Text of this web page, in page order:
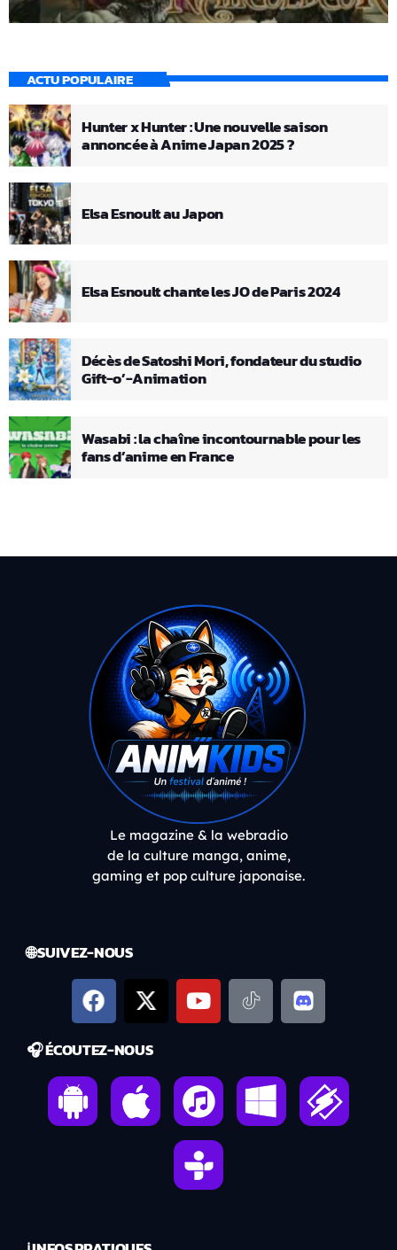
ACTU POPULAIRE
Hunter x Hunter : Une nouvelle saison
annoncée à Anime Japan 2025 ?
Elsa Esnoult au Japon
Elsa Esnoult chante les JO de Paris 2024
Décès de Satoshi Mori, fondateur du studio
Gift-o’-Animation
Wasabi : la chaîne incontournable pour les
fans d’anime en France
Le magazine & la webradio
de la culture manga, anime,
gaming et pop culture japonaise.
🌐 SUIVEZ-NOUS
🎧 ÉCOUTEZ-NOUS